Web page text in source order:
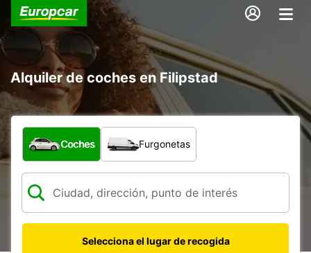
Alquiler de coches en Filipstad
¿Qué tipo de vehículo?
Coches Furgonetas
Selecciona el lugar de recogida